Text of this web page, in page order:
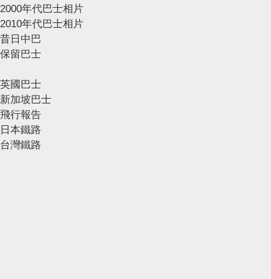
2000年代巴士相片
2010年代巴士相片
昔日中巴
保留巴士
英國巴士
新加坡巴士
飛行報告
日本鐵路
台灣鐵路